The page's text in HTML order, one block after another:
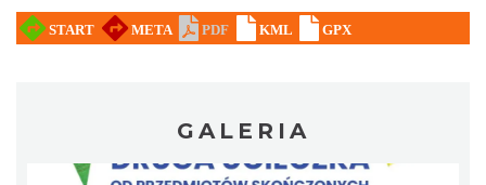
Dzień Kartofla w chorzowskim skansenie
GALERIA